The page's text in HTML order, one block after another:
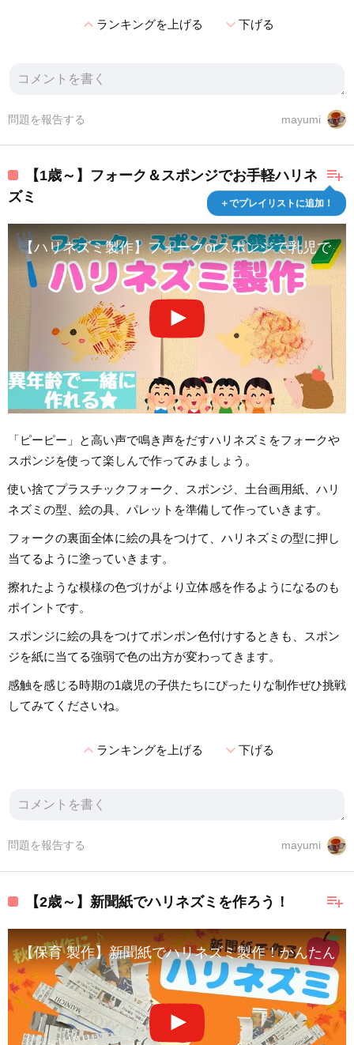
expand_lessランキングを上げる expand_more下げる
mayumi
問題を報告する
playlist_add
＋でプレイリストに追加！
【1歳～】フォーク＆スポンジでお手軽ハリネ
ズミ
【ハリネズミ製作】フォークorスポンジで乳児でも
「ピーピー」と高い声で鳴き声をだすハリネズミをフォークや
スポンジを使って楽しんで作ってみましょう。
使い捨てプラスチックフォーク、スポンジ、土台画用紙、ハリ
ネズミの型、絵の具、パレットを準備して作っていきます。
フォークの裏面全体に絵の具をつけて、ハリネズミの型に押し
当てるように塗っていきます。
擦れたような模様の色づけがより立体感を作るようになるのも
ポイントです。
スポンジに絵の具をつけてポンポン色付けするときも、スポン
ジを紙に当てる強弱で色の出方が変わってきます。
感触を感じる時期の1歳児の子供たちにぴったりな制作ぜひ挑戦
してみてくださいね。
expand_lessランキングを上げる expand_more下げる
mayumi
問題を報告する
playlist_add
【2歳～】新聞紙でハリネズミを作ろう！
【保育 製作】新聞紙でハリネズミ製作！かんたん保